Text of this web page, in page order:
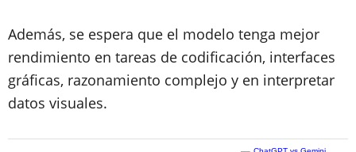
Además, se espera que el modelo tenga mejor
rendimiento en tareas de codificación, interfaces
gráficas, razonamiento complejo y en interpretar
datos visuales.